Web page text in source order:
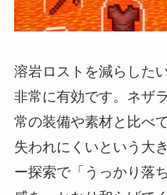
溶岩ロストを減らした
非常に有効です。ネザ
常の装備や素材と比べ
失われにくいという大
ー探索で「うっかり落